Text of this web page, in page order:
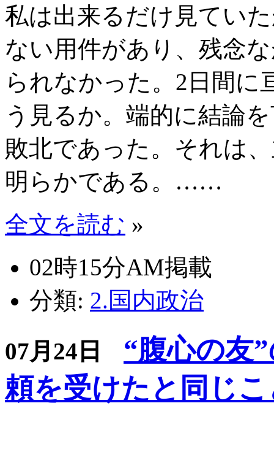
私は出来るだけ見てい
ない用件があり、残念
られなかった。2日間に
う見るか。端的に結論
敗北であった。それは
明らかである。……
全文を読む »
02時15分AM掲載
分類: 2.国内政治
07月24日
“腹心の友
頼を受けたと同じ